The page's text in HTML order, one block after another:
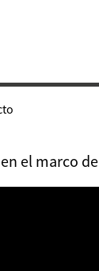
el marco